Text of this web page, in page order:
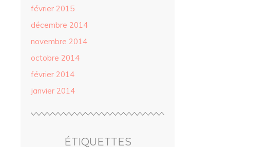
février 2015
décembre 2014
novembre 2014
octobre 2014
février 2014
janvier 2014
ÉTIQUETTES